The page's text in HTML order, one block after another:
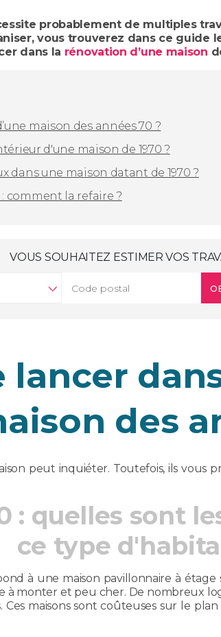
probablement de multiples
vous trouverez dans ce guide
dans la rénovation d’une maison
maison des années 70 ?
d'une maison de 1970 ?
dans une maison datant de 1970 ?
: comment la refaire ?
VOUS SOUHAITEZ ESTIMER VOS
lancer
des
peut inquiéter. Toutefois, ils vous
: quelles sont
ce type
à une maison pavillonnaire à
à monter et peu cher. De nombreux
maisons sont coûteuses sur le